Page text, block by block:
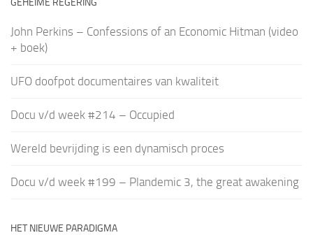
John Perkins – Confessions of an Economic Hitman (video
+ boek)
UFO doofpot documentaires van kwaliteit
Docu v/d week #214 – Occupied
Wereld bevrijding is een dynamisch proces
Docu v/d week #199 – Plandemic 3, the great awakening
HET NIEUWE PARADIGMA